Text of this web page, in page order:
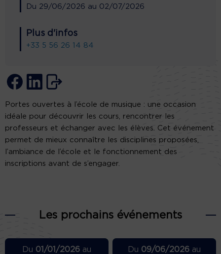
Du 29/06/2026 au 02/07/2026
Plus d'infos
+33 5 56 26 14 84
Portes ouvertes à l’école de musique : une occasion
idéale pour découvrir les cours, rencontrer les
professeurs et échanger avec les élèves. Cet événement
permet de mieux connaître les disciplines proposées,
l’ambiance de l’école et le fonctionnement des
inscriptions avant de s’engager.
Les prochains événements
Du 01/01/2026au
Du 09/06/2026 au